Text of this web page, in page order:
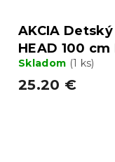
AKCIA
HEAD 100
Skladom (1 ks)
25.20 €